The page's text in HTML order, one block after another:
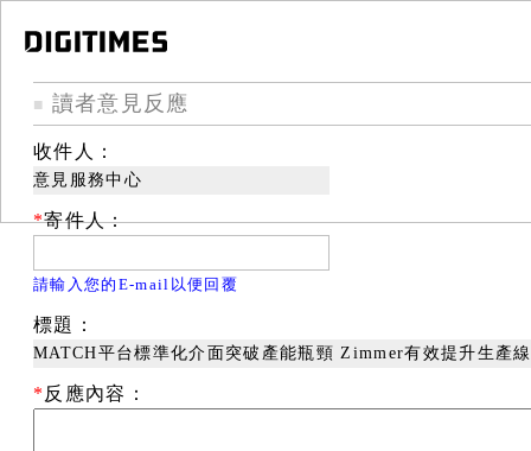
■ 讀者意見反應
收件人：
意見服務中心
*寄件人：
請輸入您的E-mail以便回覆
標題：
MATCH平台標準化介面突破產能瓶頸 Zimmer有效提升生產
* 反應內容：